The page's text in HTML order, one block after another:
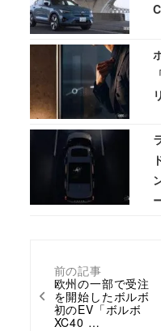
前の記事
欧州の一部で受注
を開始したボルボ
初のEV「ボルボ
XC40 …